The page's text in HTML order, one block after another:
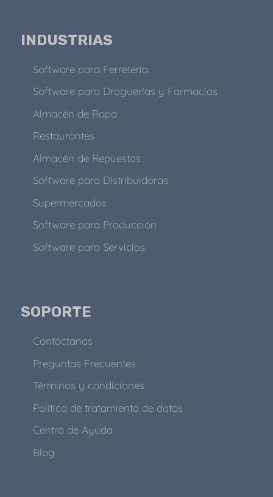
INDUSTRIAS
Software para Ferretería
Software para Droguerías y Farmacias
Almacén de Ropa
Restaurantes
Almacén de Repuestos
Software para Distribuidoras
Supermercados
Software para Producción
Software para Servicios
SOPORTE
Contáctanos
Preguntas Frecuentes
Términos y condiciones
Política de tratamiento de datos
Centro de Ayuda
Blog